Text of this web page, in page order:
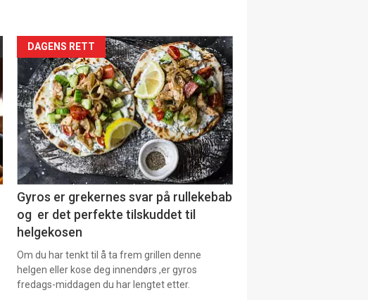
Forsiden
akkurat
nå
-
6
DAGENS RETT
Gyros er grekernes svar på rullekebab
og er det perfekte tilskuddet til
helgekosen
Om du har tenkt til å ta frem grillen denne
helgen eller kose deg innendørs ,er gyros
fredags-middagen du har lengtet etter.